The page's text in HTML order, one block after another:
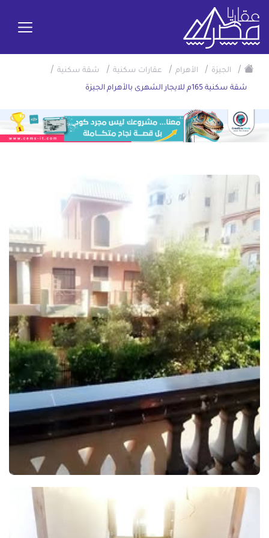
/ الجيزة / الأهرام / عقارات سكنية / شقة سكنية /
شقة سكنية 165م للايجار الشهرى بالأهرام الجيزة